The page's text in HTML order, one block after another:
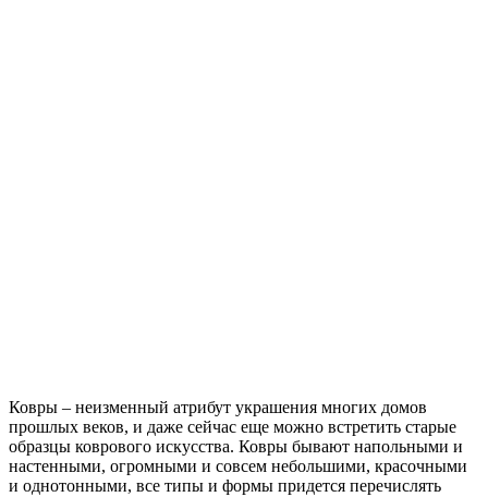
Ковры – неизменный атрибут украшения многих домов
прошлых веков, и даже сейчас еще можно встретить старые
образцы коврового искусства. Ковры бывают напольными и
настенными, огромными и совсем небольшими, красочными
и однотонными, все типы и формы придется перечислять